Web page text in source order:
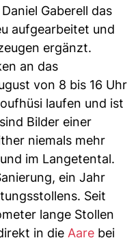
Gaberell das
aufgearbeitet und
ergänzt.
an das
von 8 bis 16 Uhr
laufen und ist
Bilder einer
niemals mehr
im Langetental.
ein Jahr
Seit
lange Stollen
in die Aare bei